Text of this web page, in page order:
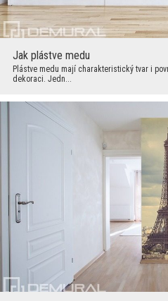
Jak plástve medu
Plástve medu mají charakteristický tvar i
dekoraci. Jedn...